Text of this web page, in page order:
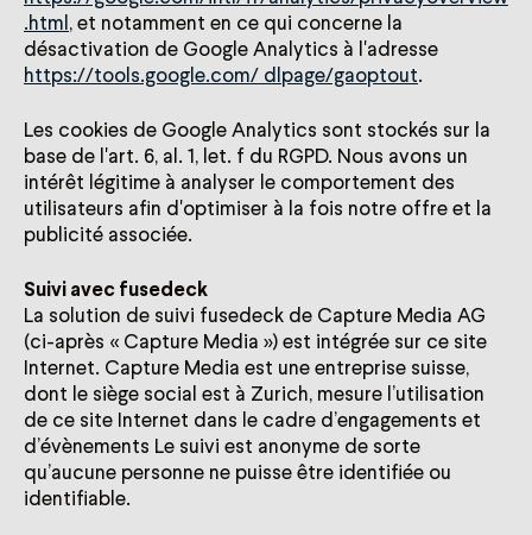
.html , et notamment en ce qui concerne la
désactivation de Google Analytics à l'adresse
https://tools.google.com/ dlpage/gaoptout.
Les cookies de Google Analytics sont stockés sur la
base de l'art. 6, al. 1, let. f du RGPD. Nous avons un
intérêt légitime à analyser le comportement des
utilisateurs afin d'optimiser à la fois notre offre et la
publicité associée.
Suivi avec fusedeck
La solution de suivi fusedeck de Capture Media AG
(ci-après « Capture Media ») est intégrée sur ce site
Internet. Capture Media est une entreprise suisse,
dont le siège social est à Zurich, mesure l’utilisation
de ce site Internet dans le cadre d’engagements et
d’évènements Le suivi est anonyme de sorte
qu’aucune personne ne puisse être identifiée ou
identifiable.